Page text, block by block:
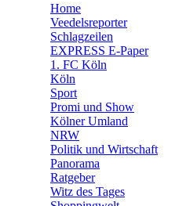
🛒
Home
Veedelsreporter
Schlagzeilen
EXPRESS E-Paper
1. FC Köln
Köln
Sport
Promi und Show
Kölner Umland
NRW
Politik und Wirtschaft
Panorama
Ratgeber
Witz des Tages